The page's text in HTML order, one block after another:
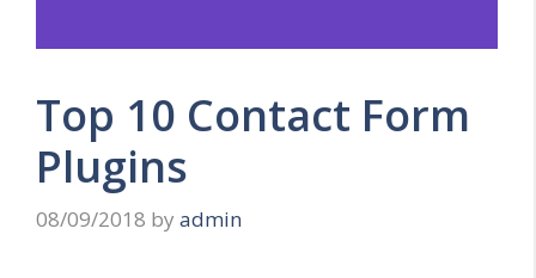
Top 10 Contact Form
Plugins
08/09/2018 by admin